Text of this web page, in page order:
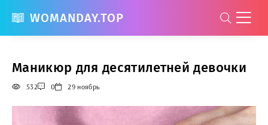
WOMANDAY.TOP
Маникюр для десятилетней девочки
532 0 29 ноябрь